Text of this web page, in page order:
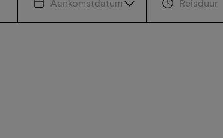
Aankomstdatum Reisduur